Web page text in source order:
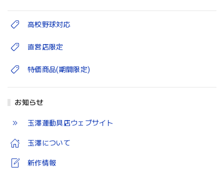
高校野球対応
直営店限定
特価商品(期間限定)
お知らせ
玉澤運動具店ウェブサイト
玉澤について
新作情報